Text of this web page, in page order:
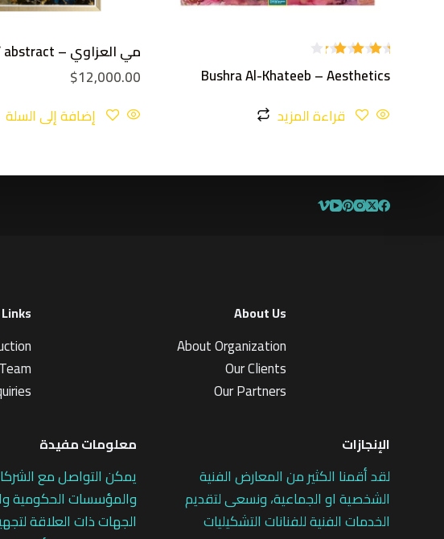
التقييم
4.00
Bushra Al-Khateeb – Aesthetics
قراءة المزيد
مي العزاوي – Areal view/ abstract
$12,000.00
إضافة إلى السلة
About Us
About Organization
Our Clients
Our Partners
الإنجازات
لقد أقمنا الكثير من المعارض الفنية
الشخصية او الجماعية، ونسعى لتقديم
الخدمات الفنية للفنانات التشكيليات
معلومات مفيدة
يمكن التواصل مع
والمؤسسات الحكومية
الجهات ذات العلاقة